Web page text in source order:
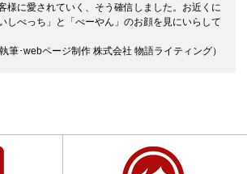
様に愛されていく、そう確信しました。お近くに
しべっち」と「べーやん」のお顔を見にいらして
執筆･webページ制作 株式会社 物語ライティング）